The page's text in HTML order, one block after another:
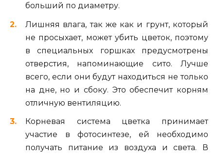
больший по диаметру.
Лишняя влага, так же как и грунт, который
не просыхает, может убить цветок, поэтому
в специальных горшках предусмотрены
отверстия, напоминающие сито. Лучше
всего, если они будут находиться не только
на дне, но и сбоку. Это обеспечит корням
отличную вентиляцию.
Корневая система цветка принимает
участие в фотосинтезе, ей необходимо
получать питание из воздуха и света. В